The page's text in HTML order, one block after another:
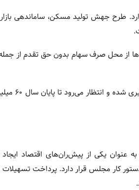
طرح جهش تولید مسکن، ساماندهی
از محل صرف سهام بدون حق تقدم از
قانون حمایت معیشتی از
عنوان یکی از پیش‌ران‌های اقتصاد
کار مجلس قرار دارد. پرداخت تسهیلات